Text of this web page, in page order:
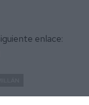
enlace: